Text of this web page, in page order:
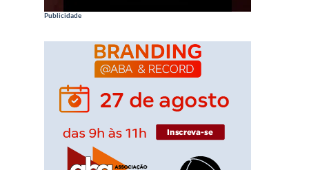
Publicidade